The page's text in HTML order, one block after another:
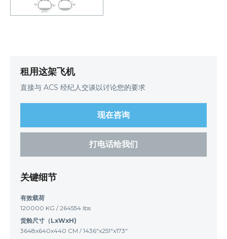
租用这架飞机
直接与 ACS 经纪人交谈以讨论您的要求
现在咨询
打电话给我们
关键细节
有效载荷
120000 KG / 264554 lbs
货舱尺寸（LxWxH)
3648x640x440 CM / 1436"x251"x173"